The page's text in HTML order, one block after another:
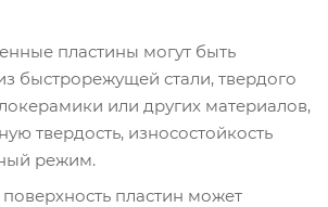
пластины могут быть
быстрорежущей стали, твердого
или других материалов,
твердость, износостойкость
режим.
пластин может